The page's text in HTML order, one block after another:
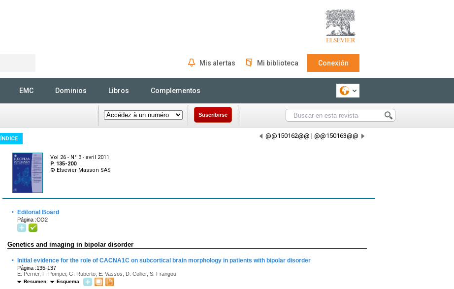
Mis alertas Mi biblioteca Conexión
EMC Dominios Libros Complementos
Suscribirse
ÍNDICE @@150162@@ | @@150163@@
Vol 26 - N° 3 - avril 2011
P. 135-200
© Elsevier Masson SAS
· Editorial Board
Página :CO2
Genetics and imaging in bipolar disorder
· Initial evidence for the role of CACNA1C on subcortical brain morphology in patients with bipolar disorder
Página :135-137
E. Perrier, F. Pompei, G. Ruberto, E. Vassos, D. Collier, S. Frangou
Resumen Esquema